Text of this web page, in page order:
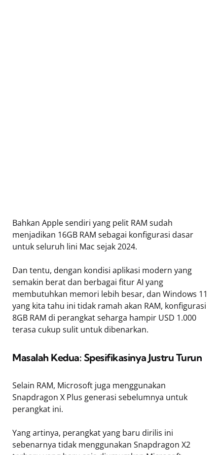
Bahkan Apple sendiri yang pelit RAM sudah
menjadikan 16GB RAM sebagai konfigurasi dasar
untuk seluruh lini Mac sejak 2024.
Dan tentu, dengan kondisi aplikasi modern yang
semakin berat dan berbagai fitur AI yang
membutuhkan memori lebih besar, dan Windows 11
yang kita tahu ini tidak ramah akan RAM, konfigurasi
8GB RAM di perangkat seharga hampir USD 1.000
terasa cukup sulit untuk dibenarkan.
Masalah Kedua: Spesifikasinya Justru Turun
Selain RAM, Microsoft juga menggunakan
Snapdragon X Plus generasi sebelumnya untuk
perangkat ini.
Yang artinya, perangkat yang baru dirilis ini
sebenarnya tidak menggunakan Snapdragon X2